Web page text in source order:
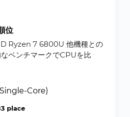
位
Ryzen 7 6800U 他機種との
ベンチマークでCPUを比
Core)
place